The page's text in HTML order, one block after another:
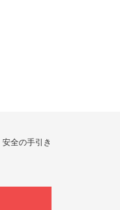
安全の手引き